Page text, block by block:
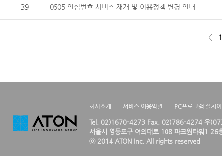
39 0505 안심번호 서비스 재개 및 이용정책 변경 안내
< 1
회사소개 서비스 이용약관 PC프로그램 설치
Tel. 02)1670-4273 Fax. 02)786-4274 우
서울시 영등포구 여의대로 108 파크원타워1 26
ⓒ 2014 ATON Inc. All rights reserved